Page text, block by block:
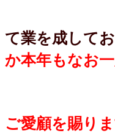
て業を成し
か本年もなお
ご愛顧を賜り